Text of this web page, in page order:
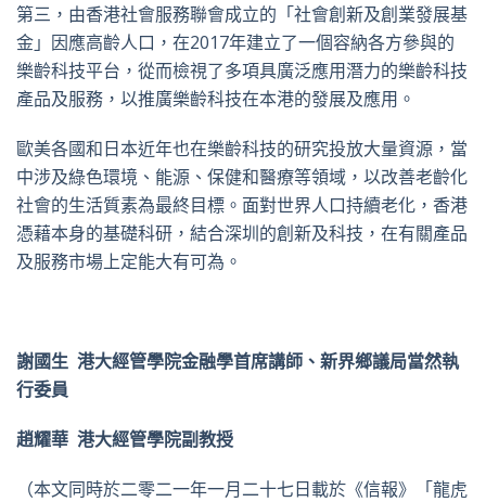
第三，由香港社會服務聯會成立的「社會創新及創業發展基
金」因應高齡人口，在2017年建立了一個容納各方參與的
樂齡科技平台，從而檢視了多項具廣泛應用潛力的樂齡科技
產品及服務，以推廣樂齡科技在本港的發展及應用。
歐美各國和日本近年也在樂齡科技的研究投放大量資源，當
中涉及綠色環境、能源、保健和醫療等領域，以改善老齡化
社會的生活質素為最終目標。面對世界人口持續老化，香港
憑藉本身的基礎科研，結合深圳的創新及科技，在有關產品
及服務市場上定能大有可為。
謝國生 港大經管學院金融學首席講師、新界鄉議局當然執
行委員
趙耀華 港大經管學院副教授
（本文同時於二零二一年一月二十七日載於《信報》「龍虎